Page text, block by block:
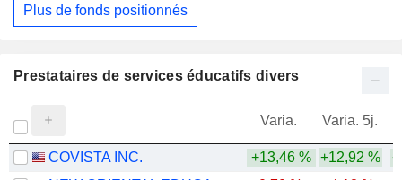
Plus de fonds positionnés
Prestataires de services éducatifs divers
Varia. Varia. 5j.
COVISTA INC. +13,46 % +12,92 %